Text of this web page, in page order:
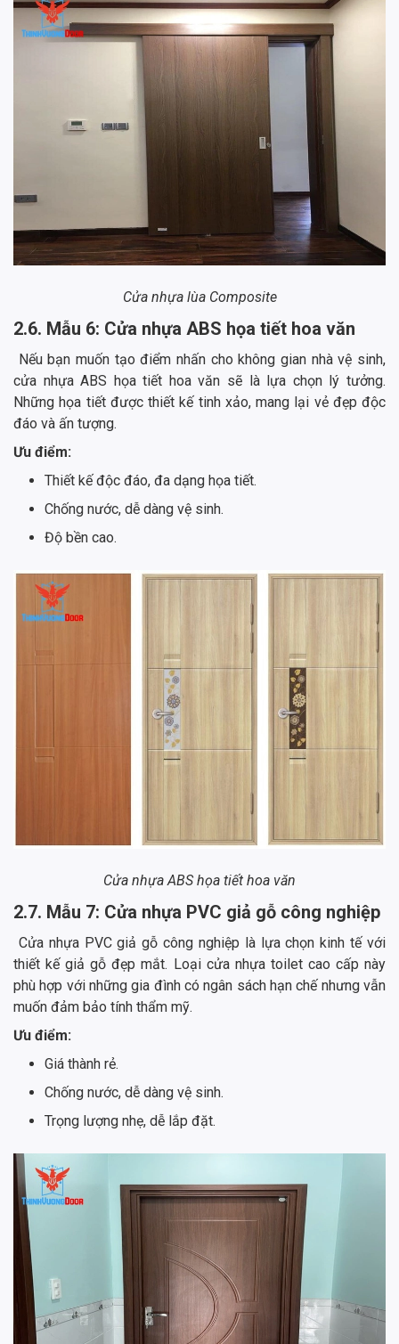
Cửa nhựa lùa Composite
2.6. Mẫu 6: Cửa nhựa ABS họa tiết hoa văn
Nếu bạn muốn tạo điểm nhấn cho không gian nhà vệ sinh,
cửa nhựa ABS họa tiết hoa văn sẽ là lựa chọn lý tưởng.
Những họa tiết được thiết kế tinh xảo, mang lại vẻ đẹp độc
đáo và ấn tượng.
Ưu điểm:
Thiết kế độc đáo, đa dạng họa tiết.
Chống nước, dễ dàng vệ sinh.
Độ bền cao.
Cửa nhựa ABS họa tiết hoa văn
2.7. Mẫu 7: Cửa nhựa PVC giả gỗ công nghiệp
Cửa nhựa PVC giả gỗ công nghiệp là lựa chọn kinh tế với
thiết kế giả gỗ đẹp mắt. Loại cửa nhựa toilet cao cấp này
phù hợp với những gia đình có ngân sách hạn chế nhưng vẫn
muốn đảm bảo tính thẩm mỹ.
Ưu điểm:
Giá thành rẻ.
Chống nước, dễ dàng vệ sinh.
Trọng lượng nhẹ, dễ lắp đặt.